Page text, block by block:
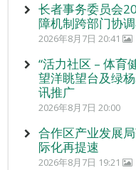
长者事务委员会
障机制跨部门协
2026年8月7日 20:41
“活力社区 – 体育
望洋眺望台及绿
讯推广
2026年8月7日 20:00
合作区产业发展
际化再提速
2026年8月7日 19:21